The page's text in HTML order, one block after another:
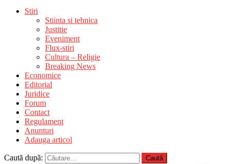
Stiri
Stiinta si tehnica
Justitie
Eveniment
Flux-stiri
Cultura – Religie
Breaking News
Economice
Editorial
Juridice
Forum
Contact
Regulament
Anunturi
Adauga articol
Caută după: